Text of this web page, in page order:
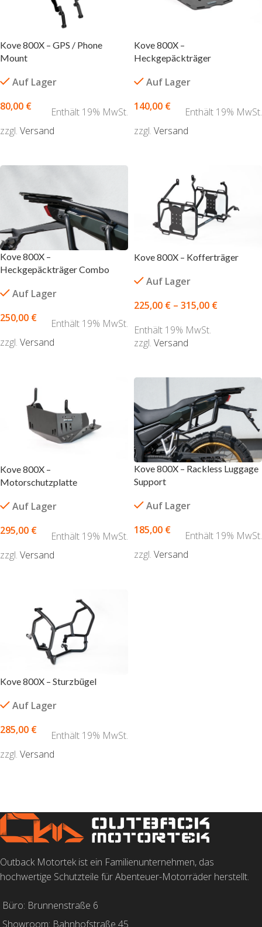
Kove 800X – GPS / Phone
Mount
Auf Lager
80,00 €
Enthält 19% MwSt.
zzgl. Versand
Kove 800X –
Heckgepäckträger
Auf Lager
140,00 €
Enthält 19% MwSt.
zzgl. Versand
Kove 800X –
Heckgepäckträger Combo
Auf Lager
250,00 €
Enthält 19% MwSt.
zzgl. Versand
Kove 800X – Kofferträger
Auf Lager
225,00 € – 315,00 €
Enthält 19% MwSt.
zzgl. Versand
Kove 800X –
Motorschutzplatte
Auf Lager
295,00 €
Enthält 19% MwSt.
zzgl. Versand
Kove 800X – Rackless Luggage
Support
Auf Lager
185,00 €
Enthält 19% MwSt.
zzgl. Versand
Kove 800X – Sturzbügel
Auf Lager
285,00 €
Enthält 19% MwSt.
zzgl. Versand
Outback Motortek ist ein Familienunternehmen, das
hochwertige Schutzteile für Abenteuer-Motorräder herstellt.
Büro: Brunnenstraße 6
Showroom: Bahnhofstraße 45